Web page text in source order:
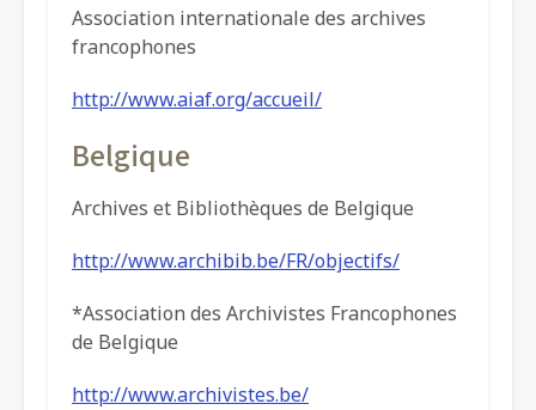
Association internationale des archives
francophones
http://www.aiaf.org/accueil/
Belgique
Archives et Bibliothèques de Belgique
http://www.archibib.be/FR/objectifs/
*Association des Archivistes Francophones
de Belgique
http://www.archivistes.be/